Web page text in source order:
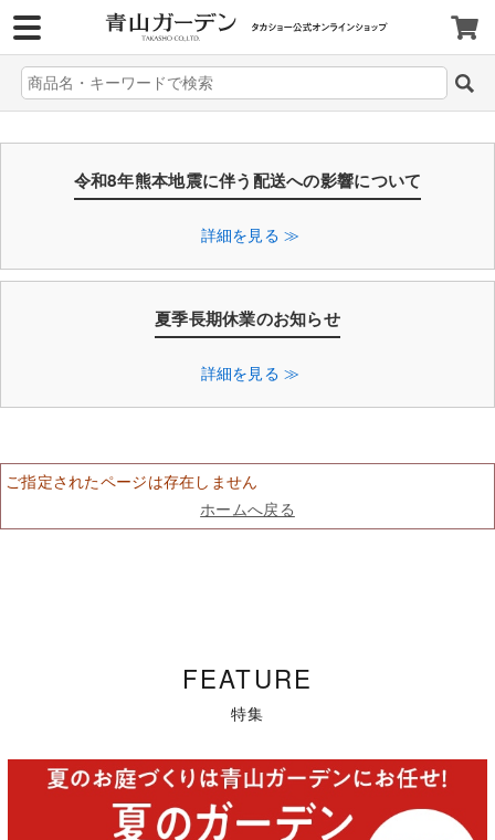
令和8年熊本地震に伴う配送への影響について
詳細を見る ≫
夏季長期休業のお知らせ
詳細を見る ≫
ご指定されたページは存在しません
ホームへ戻る
FEATURE
特集